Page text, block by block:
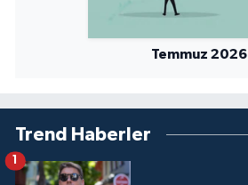
Temmuz 2026
Trend Haberler
1
Uşak Müftülüğü
Yalova Müftülüğü